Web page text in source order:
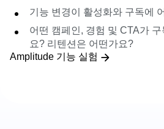
기능 변경이 활성화와 구독에
어떤 캠페인, 경험 및 CTA가
요? 리텐션은 어떤가요?
Amplitude 기능 실험